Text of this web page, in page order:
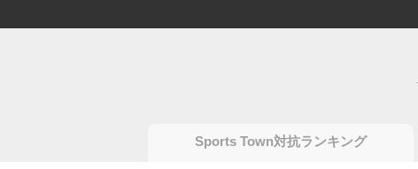
Sports Town対抗ランキング